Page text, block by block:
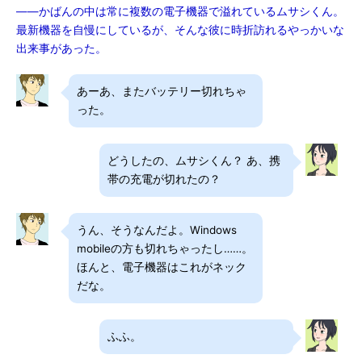
――かばんの中は常に複数の電子機器で溢れているムサシくん。
最新機器を自慢にしているが、そんな彼に時折訪れるやっかいな
出来事があった。
あーあ、またバッテリー切れちゃ
った。
どうしたの、ムサシくん？ あ、携
帯の充電が切れたの？
うん、そうなんだよ。Windows
mobileの方も切れちゃったし……。
ほんと、電子機器はこれがネック
だな。
ふふ。